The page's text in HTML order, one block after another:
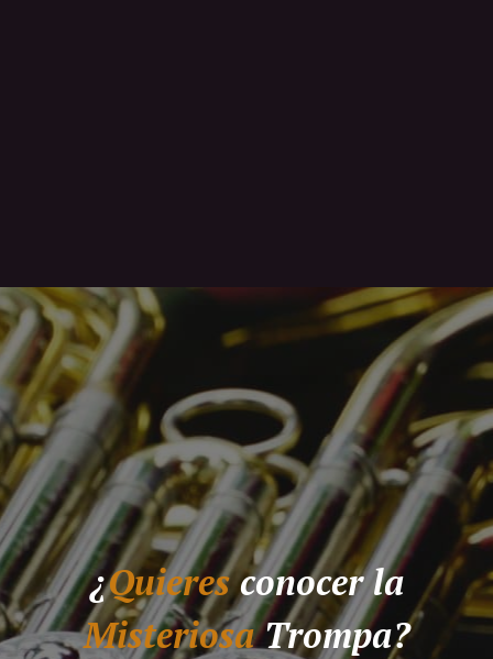
¿Quieresconocer la
MisteriosaTrompa?